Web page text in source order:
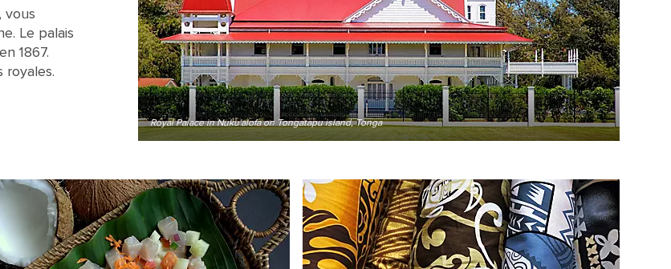
Royal Palace in Nuku'alofa on Tongatapu island, Tonga
vous
Le palais
1867.